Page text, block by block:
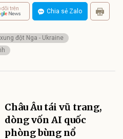
dõi trên Chia sẻ Zalo
xung đột Nga - Ukraine
Châu Âu tái vũ trang,
dòng vốn AI quốc
phòng bùng nổ